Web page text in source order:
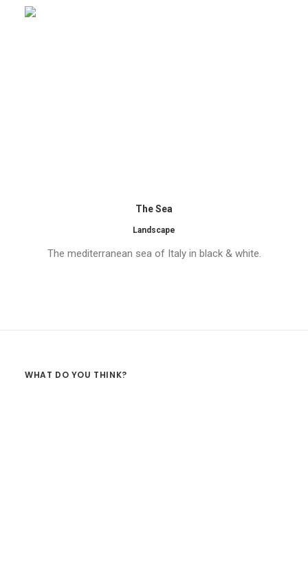
The Sea
Landscape
The mediterranean sea of Italy in black & white.
WHAT DO YOU THINK?